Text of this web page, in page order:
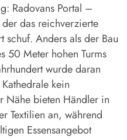
Radovans Portal –
das reichverzierte
schuf. Anders als der Bau
50 Meter hohen Turms
wurde daran
kein
Nähe bieten Händler in
Textilien an, während
Essensangebot